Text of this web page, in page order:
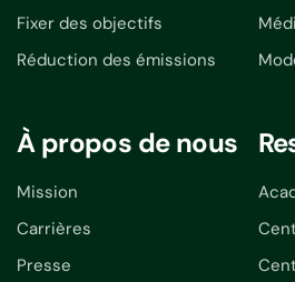
Fixer des objectifs
Réduction des émissions
À propos de nous
Mission
Carrières
Presse